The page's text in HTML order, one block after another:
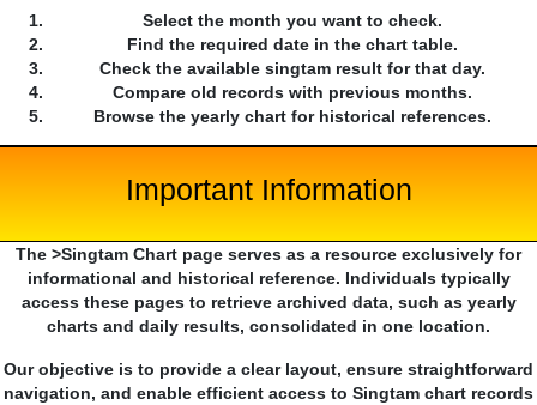
Select the month you want to check.
Find the required date in the chart table.
Check the available singtam result for that day.
Compare old records with previous months.
Browse the yearly chart for historical references.
Important Information
The >Singtam Chart page serves as a resource exclusively for
informational and historical reference. Individuals typically
access these pages to retrieve archived data, such as yearly
charts and daily results, consolidated in one location.
Our objective is to provide a clear layout, ensure straightforward
navigation, and enable efficient access to Singtam chart records